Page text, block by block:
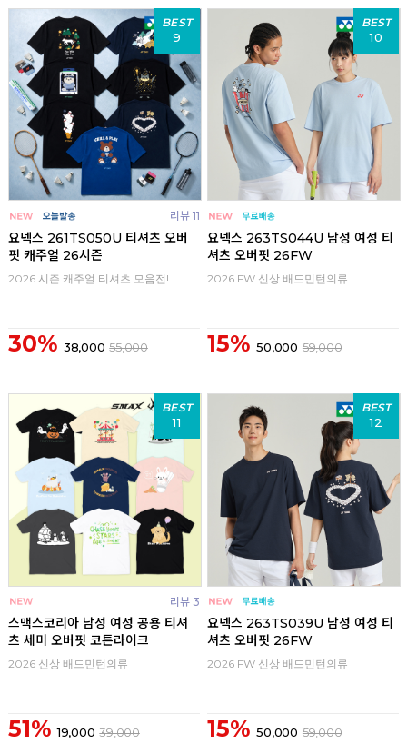
BEST
9
리뷰 11
요넥스 261TS050U 티셔츠 오버
핏 캐주얼 26시즌
2026 시즌 캐주얼 티셔츠 모음전!
30% 38,000 55,000
BEST
10
요넥스 263TS044U 남성 여성 티
셔츠 오버핏 26FW
2026 FW 신상 배드민턴의류
15% 50,000 59,000
BEST
11
리뷰 3
스맥스코리아 남성 여성 공용 티셔
츠 세미 오버핏 코튼라이크
2026 신상 배드민턴의류
51% 19,000 39,000
BEST
12
요넥스 263TS039U 남성 여성 티
셔츠 오버핏 26FW
2026 FW 신상 배드민턴의류
15% 50,000 59,000